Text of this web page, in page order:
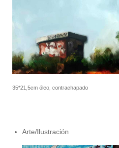
35*21,5cm óleo, contrachapado
Arte/Ilustración